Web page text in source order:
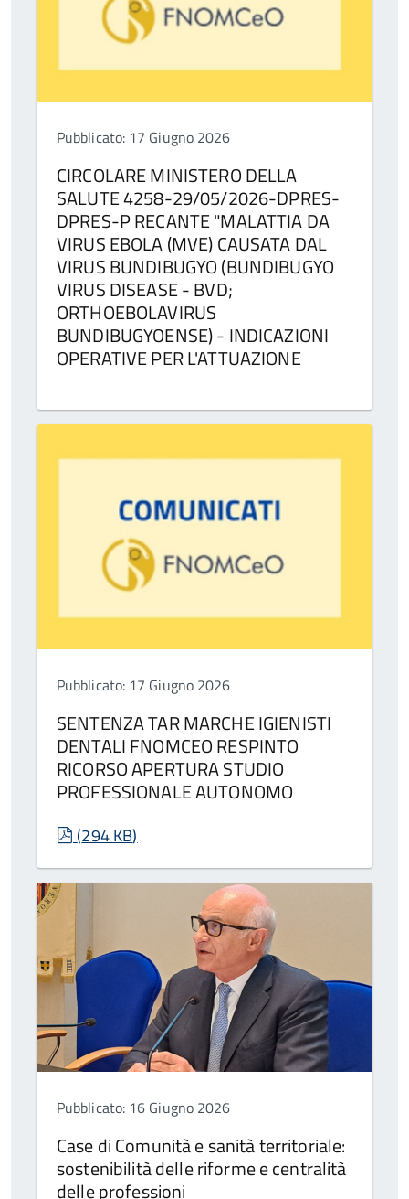
Pubblicato: 17 Giugno 2026
CIRCOLARE MINISTERO DELLA
SALUTE 4258-29/05/2026-DPRES-
DPRES-P RECANTE "MALATTIA DA
VIRUS EBOLA (MVE) CAUSATA DAL
VIRUS BUNDIBUGYO (BUNDIBUGYO
VIRUS DISEASE - BVD;
ORTHOEBOLAVIRUS
BUNDIBUGYOENSE) - INDICAZIONI
OPERATIVE PER L'ATTUAZIONE
Pubblicato: 17 Giugno 2026
SENTENZA TAR MARCHE IGIENISTI
DENTALI FNOMCEO RESPINTO
RICORSO APERTURA STUDIO
PROFESSIONALE AUTONOMO
pdf
(294 KB)
Pubblicato: 16 Giugno 2026
Case di Comunità e sanità territoriale:
sostenibilità delle riforme e centralità
delle professioni